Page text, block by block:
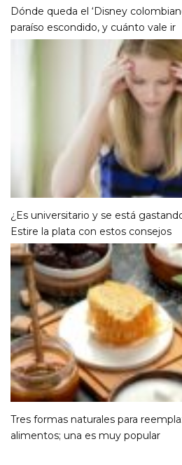
Dónde queda el ‘Disney
paraíso escondido, y cuánto vale ir
¿Es universitario y se está
Estire la plata con estos consejos
Tres formas naturales para
alimentos; una es muy popular